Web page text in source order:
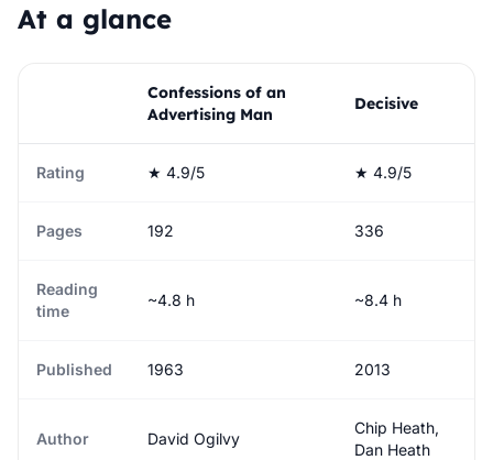
At a glance
Confessions of an
Advertising Man
Decisive
Rating ★ 4.9/5 ★ 4.9/5
Pages 192 336
Reading
time
~4.8 h ~8.4 h
Published 1963 2013
Author David Ogilvy
Chip Heath,
Dan Heath